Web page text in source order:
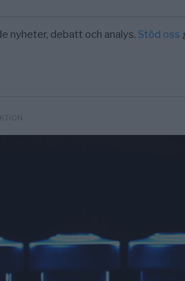
nyheter, debatt och analys.Stöd oss